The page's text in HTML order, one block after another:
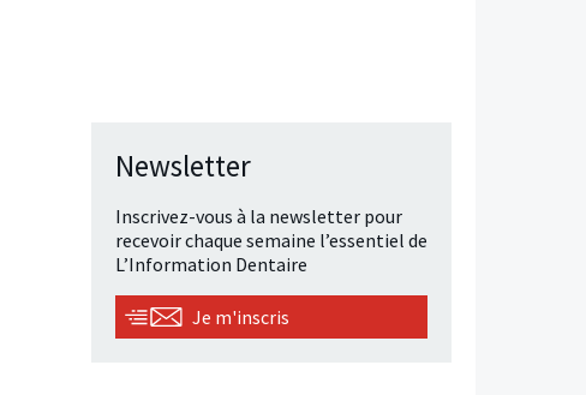
Newsletter
Inscrivez-vous à la newsletter pour
recevoir chaque semaine l’essentiel de
L’Information Dentaire
Je m'inscris